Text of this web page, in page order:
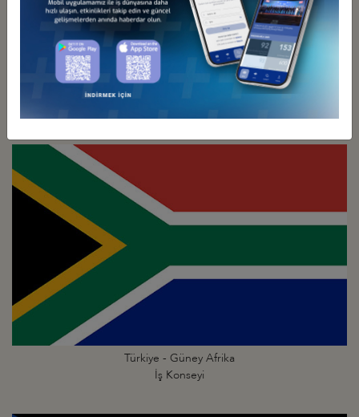
Türkiye - Gine
Türkiye - Güney Afrika
İş Konseyi